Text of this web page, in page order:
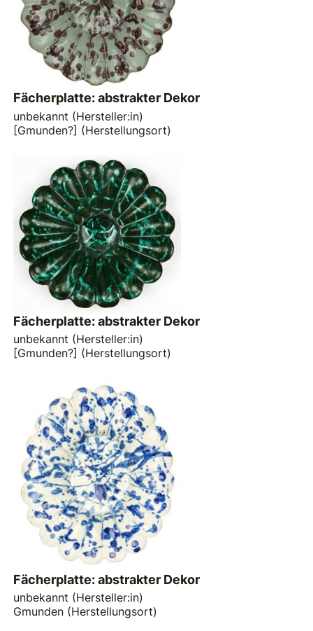
Fächerplatte: abstrakter Dekor
unbekannt (Hersteller:in)
[Gmunden?] (Herstellungsort)
Fächerplatte: abstrakter Dekor
unbekannt (Hersteller:in)
[Gmunden?] (Herstellungsort)
Fächerplatte: abstrakter Dekor
unbekannt (Hersteller:in)
Gmunden (Herstellungsort)